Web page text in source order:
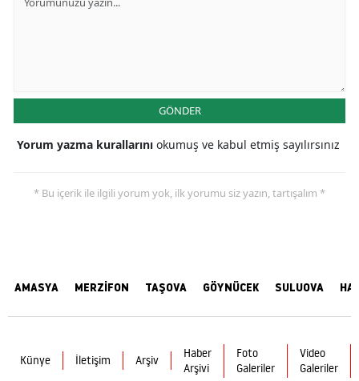
GÖNDER
Yorum yazma kurallarını okumuş ve kabul etmiş sayılırsınız
* Bu içerik ile ilgili yorum yok, ilk yorumu siz yazın, tartışalım *
AMASYA MERZİFON TAŞOVA GÖYNÜCEK SULUOVA
Künye İletişim Arşiv
Haber
Arşivi
Foto
Galeriler
Video
Galeriler